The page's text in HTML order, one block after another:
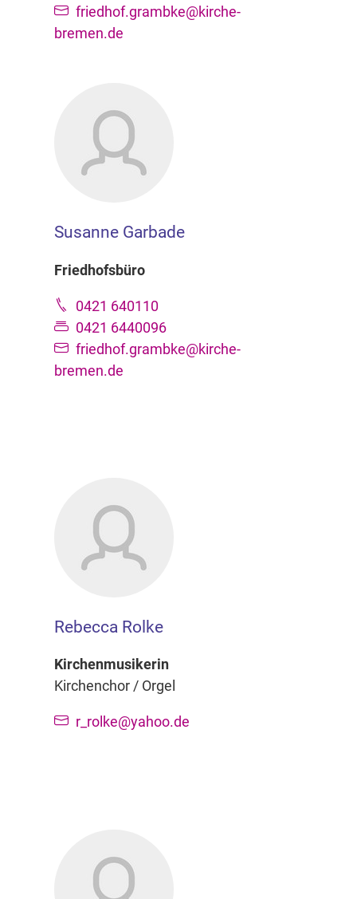
friedhof.grambke@kirche-
bremen.de
Susanne Garbade
Friedhofsbüro
0421 640110
0421 6440096
friedhof.grambke@kirche-
bremen.de
Rebecca Rolke
Kirchenmusikerin
Kirchenchor / Orgel
r_rolke@yahoo.de